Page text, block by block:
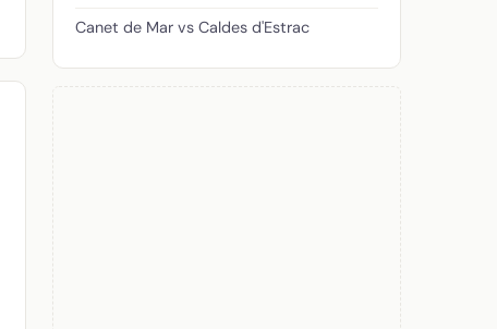
Canet de Mar vs Caldes d'Estrac